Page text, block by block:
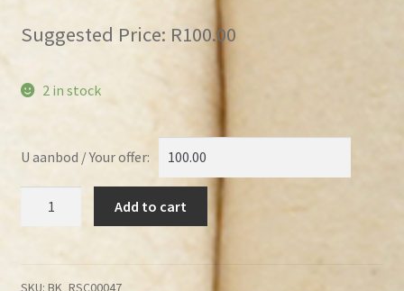
Suggested Price: R100.00
2 in stock
U aanbod / Your offer:
Egypte
Add to cart
SKU: BK_RSC00047